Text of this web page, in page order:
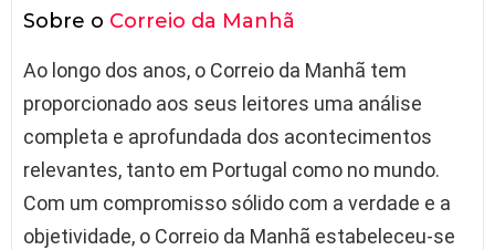
Sobre o Correio da Manhã
Ao longo dos anos, o Correio da Manhã tem
proporcionado aos seus leitores uma análise
completa e aprofundada dos acontecimentos
relevantes, tanto em Portugal como no mundo.
Com um compromisso sólido com a verdade e a
objetividade, o Correio da Manhã estabeleceu-se